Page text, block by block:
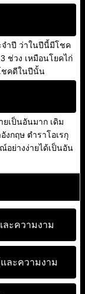
จำปี ว่าในปีนี้มีโชค
ช่วง เหมือนโยคไก่
ชคดีในปีนั้น
เป็นอันมาก เดิม
งกฤษ ตำราโอเรกุ
อย่างง่ายได้เป็นอัน
ะความงาม
ละความงาม